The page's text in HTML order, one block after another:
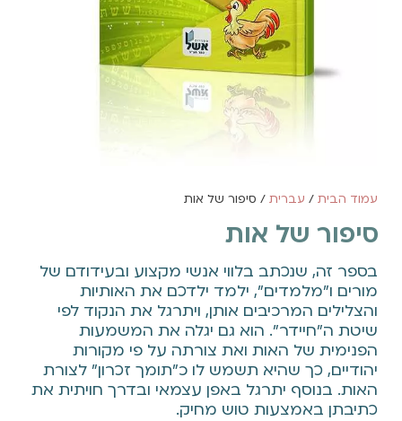
עמוד הבית/ עברית/ סיפור של אות
סיפור של אות
בספר זה, שנכתב בלווי אנשי מקצוע ובעידודם של
מורים ו"מלמדים", ילמד ילדכם את האותיות
והצלילים המרכיבים אותן, ויתרגל את הנקוד לפי
שיטת ה"חיידר". הוא גם יגלה את המשמעות
הפנימית של האות ואת צורתה על פי מקורות
יהודיים, כך שהיא תשמש לו כ"תומך זכרון" לצורת
האות. בנוסף יתרגל באפן עצמאי ובדרך חויתית את
כתיבתן באמצעות טוש מחיק.